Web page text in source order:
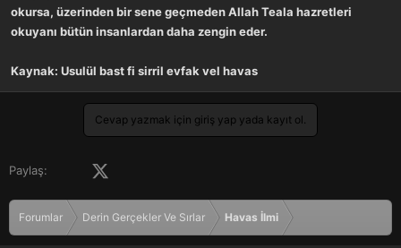
okursa, üzerinden bir sene geçmeden Allah Teala hazretleri
okuyanı bütün insanlardan daha zengin eder.
Kaynak: Usulül bast fi sirril evfak vel havas
Cevap yazmak için giriş yap yada kayıt ol.
Paylaş: Facebook
Forumlar Derin Gerçekler Ve Sırlar Havas İlmi